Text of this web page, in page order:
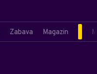
Zabava Magazin